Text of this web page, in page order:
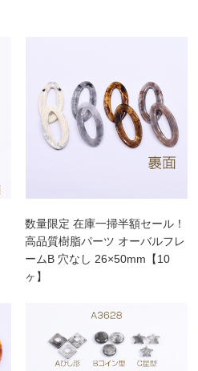
数量限定 在庫一掃半額セール！
高品質樹脂パーツ オーバルフレ
ームB 穴なし 26×50mm【10
ヶ】